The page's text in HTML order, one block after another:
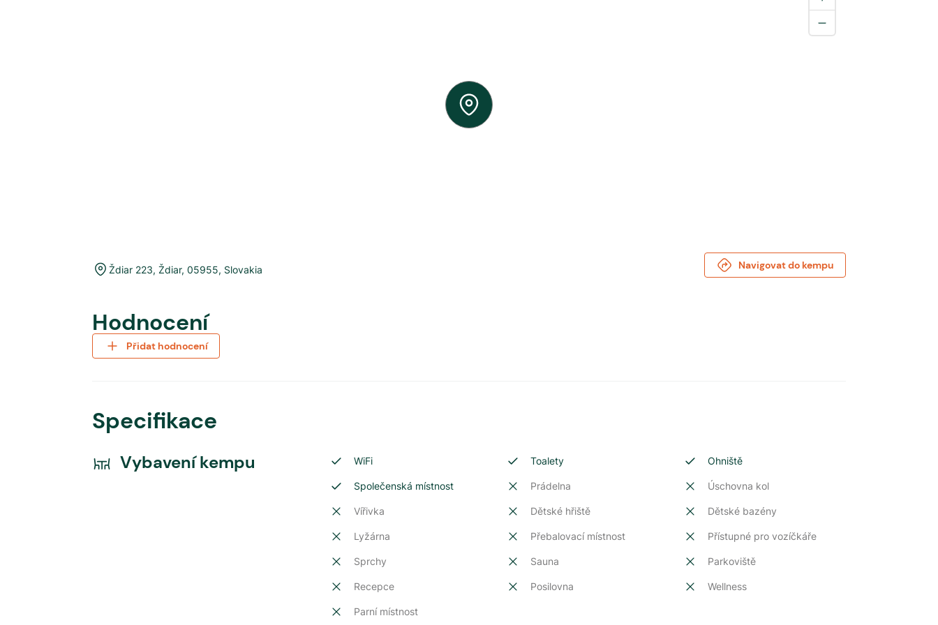
Ždiar 223, Ždiar, 05955, Slovakia Navigovat do kempu
Hodnocení
Přidat hodnocení
Specifikace
Vybavení kempu WiFi Toalety Ohniště
Společenská místnost Prádelna Úschovna kol
Vířivka Dětské hřiště Dětské bazény
Lyžárna Přebalovací místnost Přístupné pro vozíčkáře
Sprchy Sauna Parkoviště
Recepce Posilovna Wellness
Parní místnost